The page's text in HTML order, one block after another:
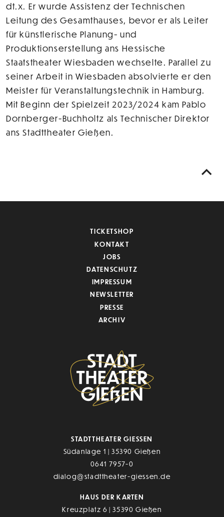
dt.x. Er wurde Assistenz der Technischen
Leitung des Gesamthauses, bevor er als Leiter
für künstlerische Planung- und
Produktionserstellung ans Hessische
Staatstheater Wiesbaden wechselte. Parallel zu
seiner Arbeit in Wiesbaden absolvierte er den
Meister für Veranstaltungstechnik in Hamburg.
Mit Beginn der Spielzeit 2023/2024 kam Pablo
Dornberger-Buchholtz als Technischer Direktor
ans Stadttheater Gießen.
TICKETSHOP
KONTAKT
JOBS
DATENSCHUTZ
IMPRESSUM
NEWSLETTER
PRESSE
ARCHIV
STADTTHEATER GIESSEN
Südanlage 1 | 35390 Gießen
0641 7957-0
dialog@stadttheater-giessen.de
HAUS DER KARTEN
Kreuzplatz 6 | 35390 Gießen